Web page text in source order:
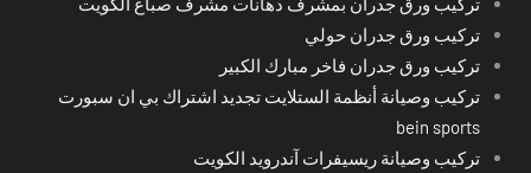
تركيب ورق جدران حولي
تركيب ورق جدران فاخر مبارك الكبير
تركيب وصيانة أنظمة الستلايت تجديد اشتراك بي ان سبورت
bein sports
تركيب وصيانة ريسيفرات آندرويد الكويت